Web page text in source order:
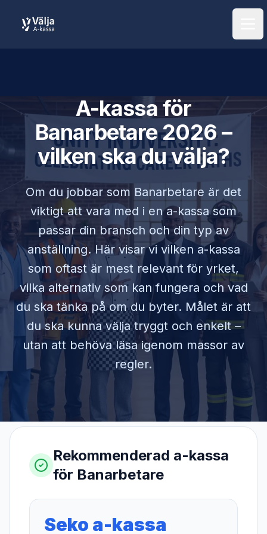
A-kassa för
Banarbetare2026 –
vilken ska du välja?
Om du jobbar som Banarbetare är det
viktigt att vara med i en a-kassa som
passar din bransch och din typ av
anställning. Här visar vi vilken a-kassa
som oftast är mest relevant för yrket,
vilka alternativ som kan fungera och vad
du ska tänka på om du byter. Målet är att
du ska kunna välja tryggt och enkelt –
utan att behöva läsa igenom massor av
regler.
Rekommenderad a-kassa
för Banarbetare
Seko a-kassa